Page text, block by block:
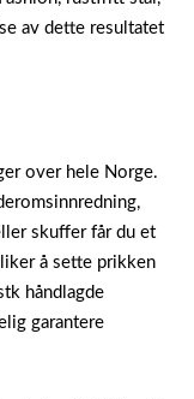
av dette resultatet
over hele Norge.
skuffer får du et
å sette prikken
håndlagde
garantere